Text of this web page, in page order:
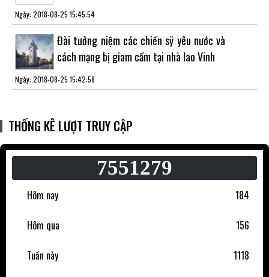
Ngày: 2018-08-25 15:45:54
Đài tưởng niệm các chiến sỹ yêu nước và
cách mạng bị giam cầm tại nhà lao Vinh
Ngày: 2018-08-25 15:42:58
THỐNG KÊ LƯỢT TRUY CẬP
7551279
Hôm nay 184
Hôm qua 156
Tuần này 1118